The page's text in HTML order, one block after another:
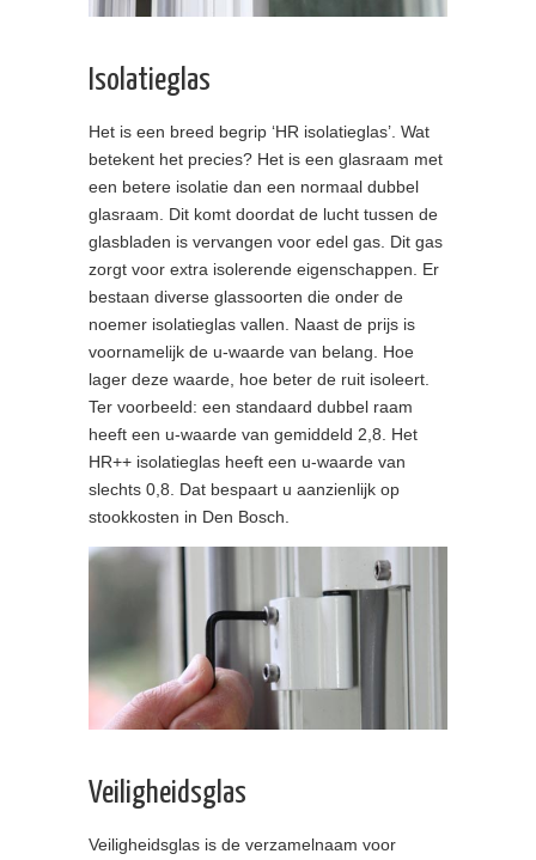
Isolatieglas
Het is een breed begrip ‘HR isolatieglas’. Wat
betekent het precies? Het is een glasraam met
een betere isolatie dan een normaal dubbel
glasraam. Dit komt doordat de lucht tussen de
glasbladen is vervangen voor edel gas. Dit gas
zorgt voor extra isolerende eigenschappen. Er
bestaan diverse glassoorten die onder de
noemer isolatieglas vallen. Naast de prijs is
voornamelijk de u-waarde van belang. Hoe
lager deze waarde, hoe beter de ruit isoleert.
Ter voorbeeld: een standaard dubbel raam
heeft een u-waarde van gemiddeld 2,8. Het
HR++ isolatieglas heeft een u-waarde van
slechts 0,8. Dat bespaart u aanzienlijk op
stookkosten in Den Bosch.
Veiligheidsglas
Veiligheidsglas is de verzamelnaam voor